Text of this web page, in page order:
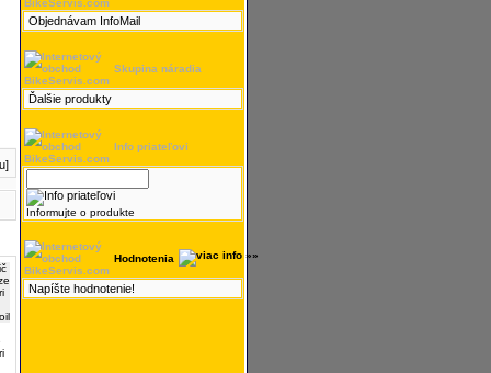
Objednávam InfoMail
Skupina náradia
Ďalšie produkty
Info priateľovi
Informujte o produkte
Hodnotenia
Napíšte hodnotenie!